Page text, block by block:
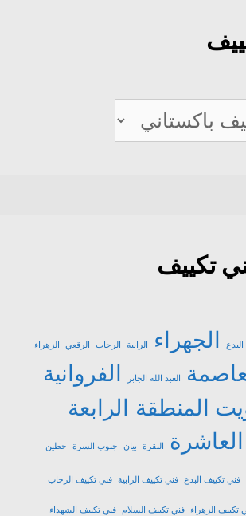
تكييف
البدع الجهراء الرابية الرحاب الرقعي الزهراء
العبد الله الجابر الفروانية
المنطقة الرابعة
النقرة بيان جنوب السرة حطين
فني تكييف البدع فني تكييف الرابية فني تكييف الرحاب
تكييف الزهراء فني تكييف السلام فني تكييف الشهداء